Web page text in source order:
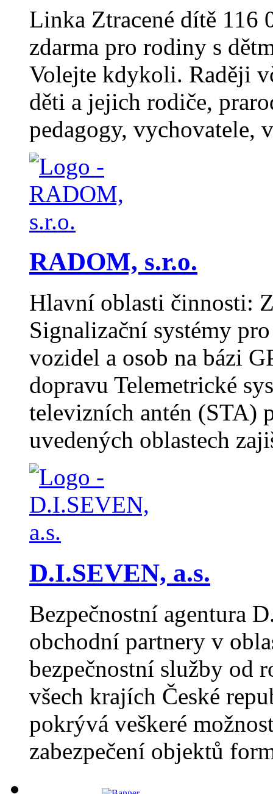
Linka Ztracené dítě 116
zdarma pro rodiny s
Volejte kdykoli. Raději
děti a jejich rodiče,
pedagogy, vychovatele,
RADOM, s.r.o.
Hlavní oblasti činnosti:
Signalizační systémy
vozidel a osob na bázi
dopravu Telemetrické
televizních antén
uvedených oblastech
D.I.SEVEN, a.s.
Bezpečnostní agentura
obchodní partnery v
bezpečnostní služby od
všech krajích České
pokrývá veškeré
zabezpečení objektů